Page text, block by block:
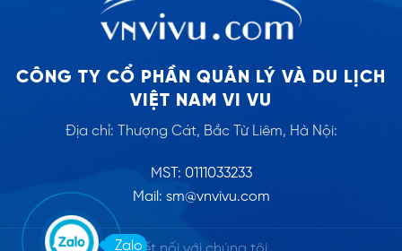
CÔNG TY CỔ PHẦN QUẢN LÝ VÀ DU LỊCH
VIỆT NAM VI VU
Địa chỉ: Thượng Cát, Bắc Từ Liêm, Hà Nội:
MST: 0111033233
Mail: sm@vnvivu.com
Zalo